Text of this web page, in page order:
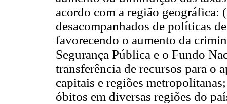
acordo com a região
desacompanhados de políticas
favorecendo o aumento da
Segurança Pública e o Fundo
transferência de recursos para o
capitais e regiões
óbitos em diversas regiões do